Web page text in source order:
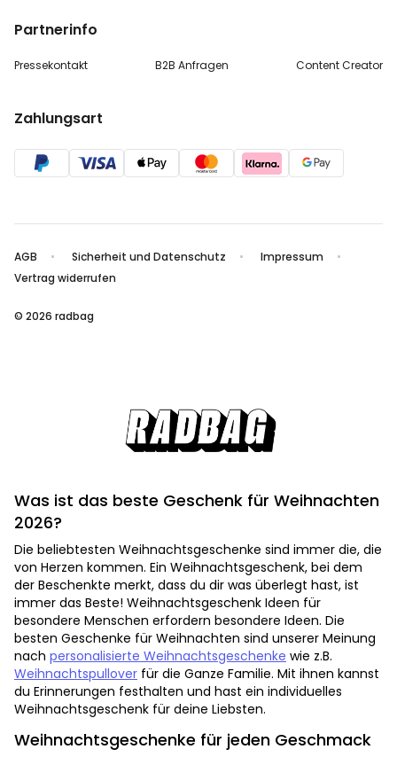
Partnerinfo
Pressekontakt B2B Anfragen Content Creator
Zahlungsart
AGB Sicherheit und Datenschutz
Impressum
Vertrag widerrufen
© 2026 radbag
Was ist das beste Geschenk für Weihnachten
2026?
Die beliebtesten Weihnachtsgeschenke sind immer die, die
von Herzen kommen. Ein Weihnachtsgeschenk, bei dem
der Beschenkte merkt, dass du dir was überlegt hast, ist
immer das Beste! Weihnachtsgeschenk Ideen für
besondere Menschen erfordern besondere Ideen. Die
besten Geschenke für Weihnachten sind unserer Meinung
nach personalisierte Weihnachtsgeschenke wie z.B.
Weihnachtspullover für die Ganze Familie. Mit ihnen kannst
du Erinnerungen festhalten und hast ein individuelles
Weihnachtsgeschenk für deine Liebsten.
Weihnachtsgeschenke für jeden Geschmack